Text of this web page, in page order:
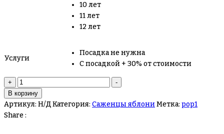
10 лет
11 лет
12 лет
Услуги
Посадка не нужна
С посадкой + 30% от стоимости
+
Количество
товара
Яблоня
“Вильямс
-
В корзину
Артикул: Н/ДКатегория: Саженцы яблониМетка: pop1
Share :